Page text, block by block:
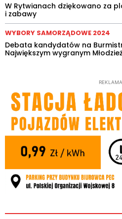
W Rytwianach dziękowano za
i zabawy
WYBORY SAMORZĄDOWE 2024
Debata kandydatów na
Największym wygranym
REKLAMA